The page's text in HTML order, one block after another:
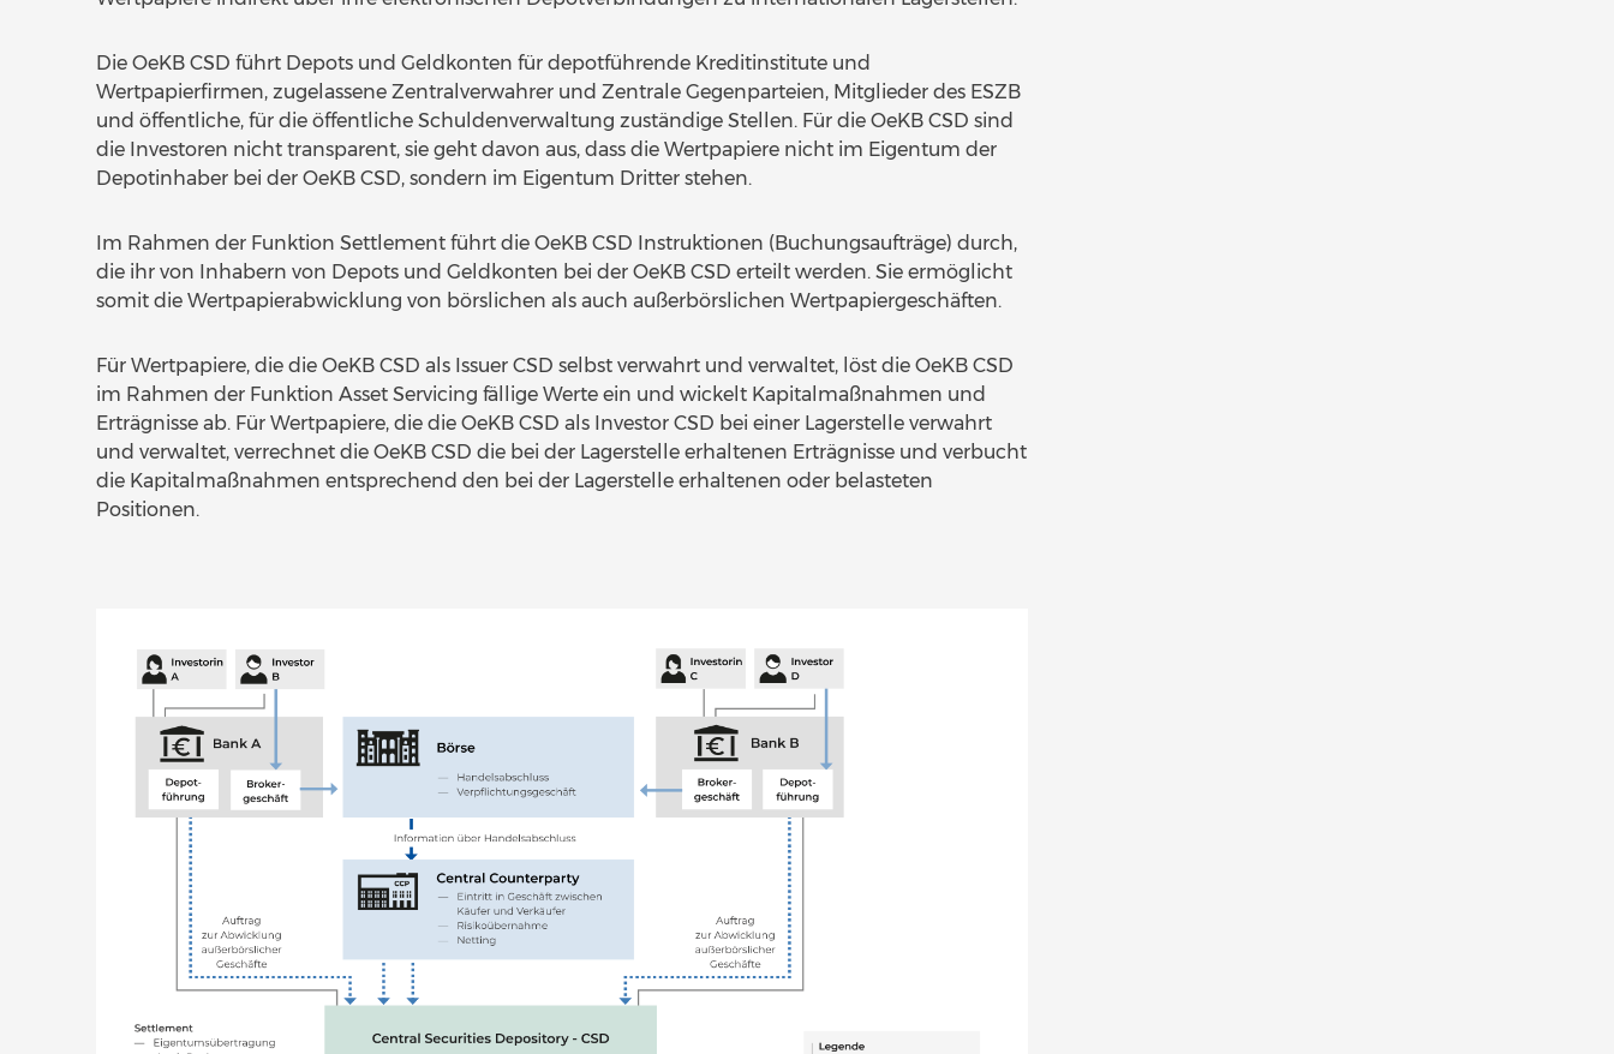
Die OeKB CSD führt Depots und Geldkonten für depotführende Kreditinstitute und
Wertpapierfirmen, zugelassene Zentralverwahrer und Zentrale Gegenparteien, Mitglieder des ESZB
und öffentliche, für die öffentliche Schuldenverwaltung zuständige Stellen. Für die OeKB CSD sind
die Investoren nicht transparent, sie geht davon aus, dass die Wertpapiere nicht im Eigentum der
Depotinhaber bei der OeKB CSD, sondern im Eigentum Dritter stehen.
Im Rahmen der Funktion Settlement führt die OeKB CSD Instruktionen (Buchungsaufträge) durch,
die ihr von Inhabern von Depots und Geldkonten bei der OeKB CSD erteilt werden. Sie ermöglicht
somit die Wertpapierabwicklung von börslichen als auch außerbörslichen Wertpapiergeschäften.
Für Wertpapiere, die die OeKB CSD als Issuer CSD selbst verwahrt und verwaltet, löst die OeKB CSD
im Rahmen der Funktion Asset Servicing fällige Werte ein und wickelt Kapitalmaßnahmen und
Erträgnisse ab. Für Wertpapiere, die die OeKB CSD als Investor CSD bei einer Lagerstelle verwahrt
und verwaltet, verrechnet die OeKB CSD die bei der Lagerstelle erhaltenen Erträgnisse und verbucht
die Kapitalmaßnahmen entsprechend den bei der Lagerstelle erhaltenen oder belasteten
Positionen.